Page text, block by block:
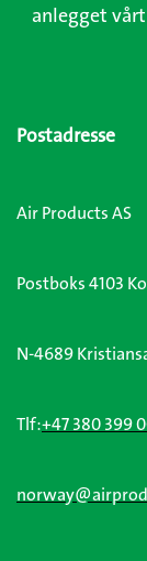
anlegget
Postadresse
Air Products AS
Postboks 4103
N-4689
Tlf:+47 380 399